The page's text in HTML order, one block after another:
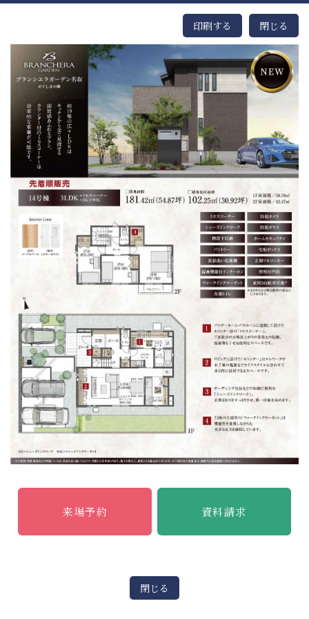
印刷する 閉じる
来場予約 資料請求
閉じる